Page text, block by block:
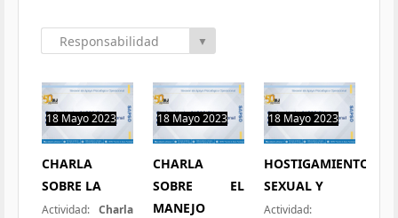
Responsabilidad
▼
18 Mayo 2023
CHARLA
SOBRE LA
Actividad:Charla
18 Mayo 2023
CHARLA
SOBRE EL
MANEJO
18 Mayo 2023
HOSTIGAMIENTO
SEXUAL Y
Actividad: